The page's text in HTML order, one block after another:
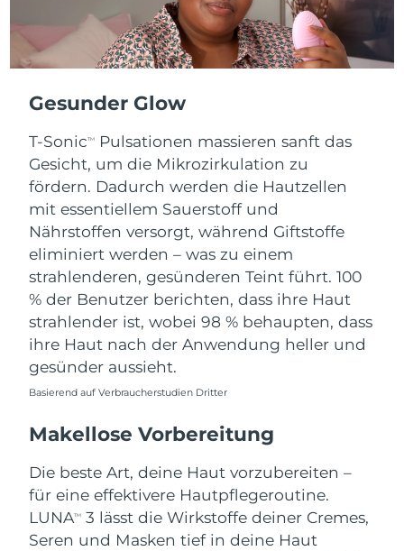
Gesunder Glow
T-SonicTM
Pulsationen massieren sanft das
Gesicht, um die Mikrozirkulation zu
fördern. Dadurch werden die Hautzellen
mit essentiellem Sauerstoff und
Nährstoffen versorgt, während Giftstoffe
eliminiert werden – was zu einem
strahlenderen, gesünderen Teint führt. 100
% der Benutzer berichten, dass ihre Haut
strahlender ist, wobei 98 % behaupten, dass
ihre Haut nach der Anwendung heller und
gesünder aussieht.
Basierend auf Verbraucherstudien Dritter
Makellose Vorbereitung
Die beste Art, deine Haut vorzubereiten –
für eine effektivere Hautpflegeroutine.
LUNATM
3 lässt die Wirkstoffe deiner Cremes,
Seren und Masken tief in deine Haut